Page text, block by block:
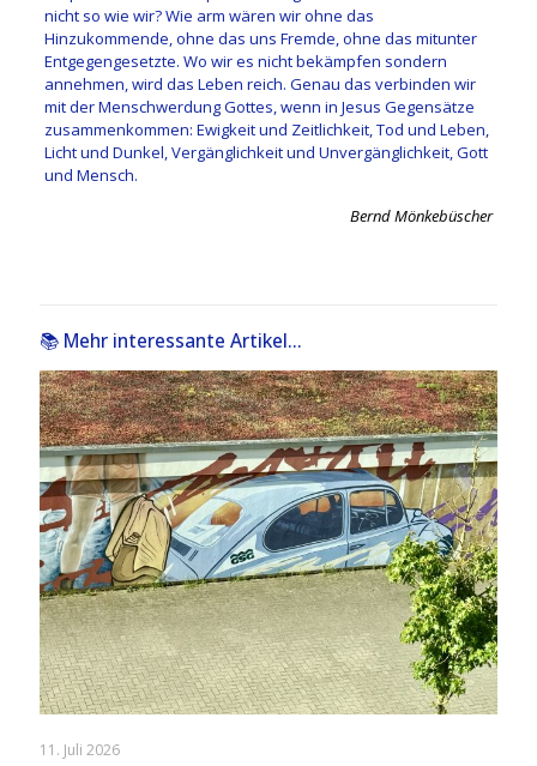
nicht so wie wir? Wie arm wären wir ohne das
Hinzukommende, ohne das uns Fremde, ohne das mitunter
Entgegengesetzte. Wo wir es nicht bekämpfen sondern
annehmen, wird das Leben reich. Genau das verbinden wir
mit der Menschwerdung Gottes, wenn in Jesus Gegensätze
zusammenkommen: Ewigkeit und Zeitlichkeit, Tod und Leben,
Licht und Dunkel, Vergänglichkeit und Unvergänglichkeit, Gott
und Mensch.
Bernd Mönkebüscher
📚 Mehr interessante Artikel...
11. Juli 2026